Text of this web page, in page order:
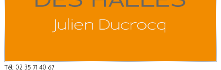
Tél: 02 35 71 40 67